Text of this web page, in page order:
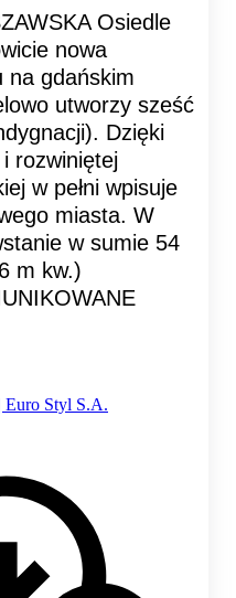
Osiedle
nowa
na gdańskim
utworzy sześć
Dzięki
rozwiniętej
w pełni wpisuje
miasta. W
w sumie 54
m kw.)
Euro Styl S.A.